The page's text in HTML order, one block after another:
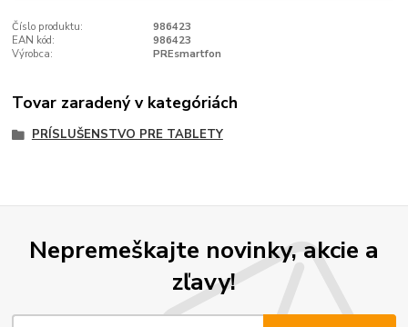
Číslo produktu:
986423
EAN kód:
986423
Výrobca:
PREsmartfon
Tovar zaradený v kategóriách
PRÍSLUŠENSTVO PRE TABLETY
Nepremeškajte novinky, akcie a
zľavy!